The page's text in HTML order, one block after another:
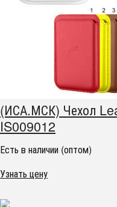
(ИСА.МСК) Чехол
IS009012
Есть в наличии (оптом)
Узнать цену